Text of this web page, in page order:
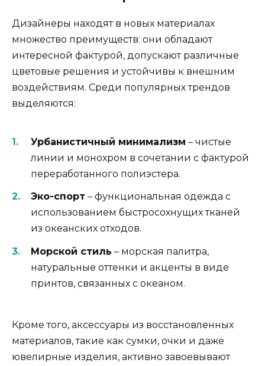
Дизайнеры находят в новых материалах
множество преимуществ: они обладают
интересной фактурой, допускают различные
цветовые решения и устойчивы к внешним
воздействиям. Среди популярных трендов
выделяются:
Урбанистичный минимализм – чистые
линии и монохром в сочетании с фактурой
переработанного полиэстера.
Эко-спорт – функциональная одежда с
использованием быстросохнущих тканей
из океанских отходов.
Морской стиль – морская палитра,
натуральные оттенки и акценты в виде
принтов, связанных с океаном.
Кроме того, аксессуары из восстановленных
материалов, такие как сумки, очки и даже
ювелирные изделия, активно завоевывают